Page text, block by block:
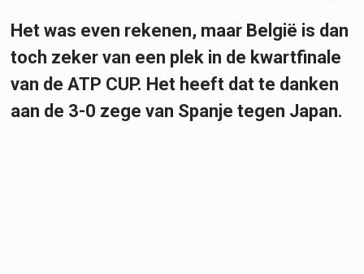
Het was even rekenen, maar België is dan
toch zeker van een plek in de kwartfinale
van de ATP CUP. Het heeft dat te danken
aan de 3-0 zege van Spanje tegen Japan.